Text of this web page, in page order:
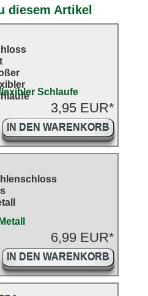
diesem Artikel
Schlaufe
3,95 EUR*
IN DEN WARENKORB
6,99 EUR*
IN DEN WARENKORB